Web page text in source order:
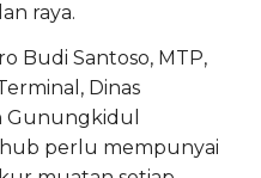
raya.
Budi Santoso, MTP,
Dinas
perlu mempunyai